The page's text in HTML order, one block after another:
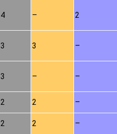
4 – 2
3 3 –
3 – –
2 2 –
2 2 –